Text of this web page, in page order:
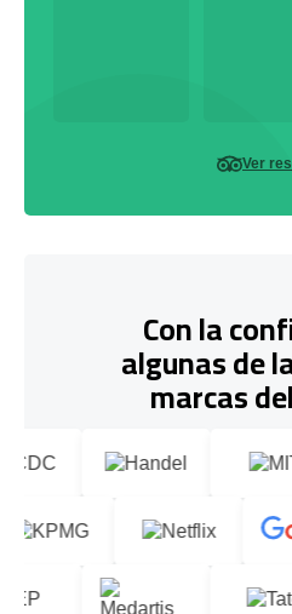
Ver
Con la
algunas de
marcas